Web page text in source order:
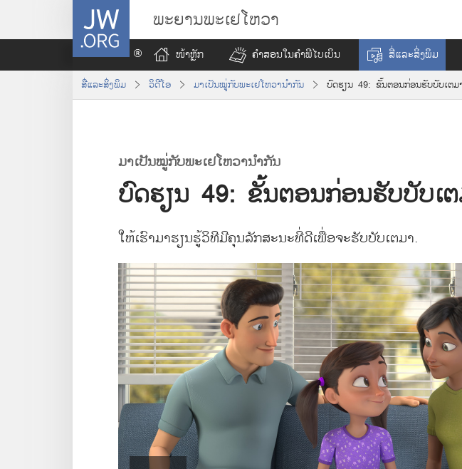
G
ພະຍານພະເຢໂຫວາ
ໜ້າ​ຫຼັກ ຄຳ​ສອນ​ໃນ​ຄຳພີ​ໄບເບິນ ສື່​ແລະ​ສິ່ງ​ພິມ
ສື່​ແລະ​ສິ່ງ​ພິມ ວິດີໂອ ມາ​ເປັນ​ໝູ່​ກັບ​ພະ​ເຢໂຫວາ​ນຳ​ກັນ ບົດ​ຮຽນ 49: ຂັ້ນ​ຕອນ​ກ່ອນ​ຮັບ​ບັບເຕມ
ມາ​ເປັນ​ໝູ່​ກັບ​ພະ​ເຢໂຫວາ​ນຳ​ກັນ
ບົດ​ຮຽນ 49: ຂັ້ນ​ຕອນ​ກ່ອນ​ຮັບ​ບັບເ
ໃຫ້​ເຮົາ​ມາ​ຮຽນ​ຮູ້​ວິທີ​ມີ​ຄຸນລັກສະນະ​ທີ່​ດີ​ເພື່ອ​ຈະ​ຮັບ​ບັບເຕມາ.